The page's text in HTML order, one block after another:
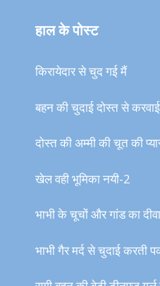
हाल के पोस्ट
किरायेदार से चुद गई मैं
बहन की चुदाई दोस्त से करवाई
दोस्त की अम्मी की चूत की
खेल वही भूमिका नयी-2
भाभी के चूचों और गांड का
भाभी गैर मर्द से चुदाई करती